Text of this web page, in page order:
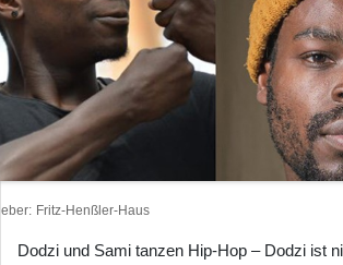
Fritz-Henßler-Haus
Dodzi und Sami tanzen Hip-Hop – Dodzi ist